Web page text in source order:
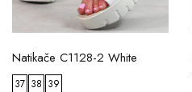
Natikače C1128-2 White
37 38 39